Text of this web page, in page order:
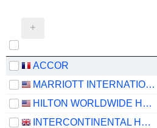
ACCOR
MARRIOTT INTERNATIONAL, INC.
HILTON WORLDWIDE HOLDINGS INC.
INTERCONTINENTAL HOTELS GROUP PLC